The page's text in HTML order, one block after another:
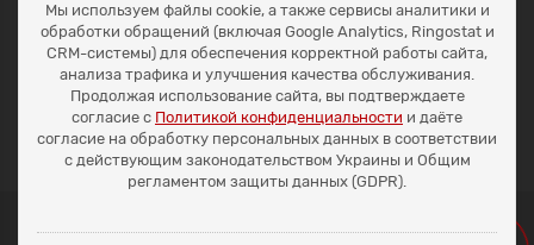
Договір публичної оферти
Доставка та оплата
Наші контакти
Умови повернення
+38 (099) 452-20-02
+38 (098) 492-20-02
office@ocean.biz.ua
Мы используем файлы cookie, а также сервисы аналитики и
обработки обращений (включая Google Analytics, Ringostat и
CRM-системы) для обеспечения корректной работы сайта,
анализа трафика и улучшения качества обслуживания.
Продолжая использование сайта, вы подтверждаете
согласие с Политикой конфиденциальности и даёте
согласие на обработку персональных данных в соответствии
с действующим законодательством Украины и Общим
регламентом защиты данных (GDPR).